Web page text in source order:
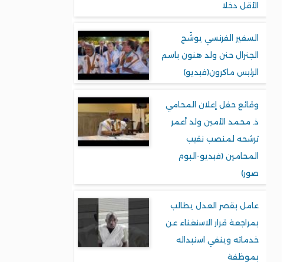
الأقل دخلا
السفير الفرنسي يوشّح
الجنرال حنن ولد هنون باسم
الرئيس ماكرون(فيديو)
وقائع حفل إعلان المحامي
ذ. محمد الأمين ولد أعمر
ترشحه لمنصب نقيب
المحامين (فيديو-البوم
صور)
عامل بقصر العدل يطالب
بمراجعة قرار الاستغناء عن
خدماته وينفي استبداله
بموظفة